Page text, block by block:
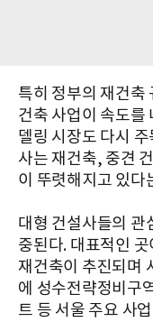
특히 정부의 재건축
건축 사업이 속도를
델링 시장도 다시
사는 재건축, 중견
이 뚜렷해지고 있다
대형 건설사들의 관
중된다. 대표적인
재건축이 추진되며
에 성수전략정비구
트 등 서울 주요 사